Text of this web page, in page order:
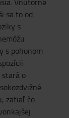
sa to od
s
s pohonom
o
zatiaľ čo